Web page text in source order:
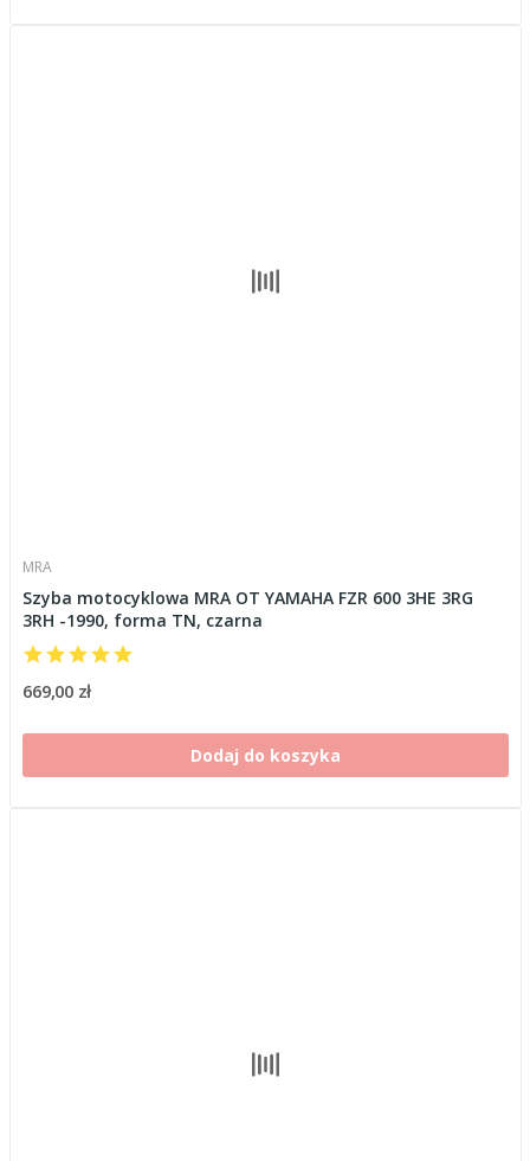
MRA
Szyba motocyklowa MRA OT YAMAHA FZR 600 3HE 3RG
3RH -1990, forma TN, czarna
669,00 zł
Dodaj do koszyka